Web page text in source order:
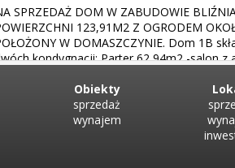
SPRZEDAŻ DOM W ZABUDOWIE
123,91M2 Z OGRODEM
W DOMASZCZYNIE. Dom 1B
kondygnacji: Parter 62,94m2 -salon z
Obiekty
sprzedaż
wynajem